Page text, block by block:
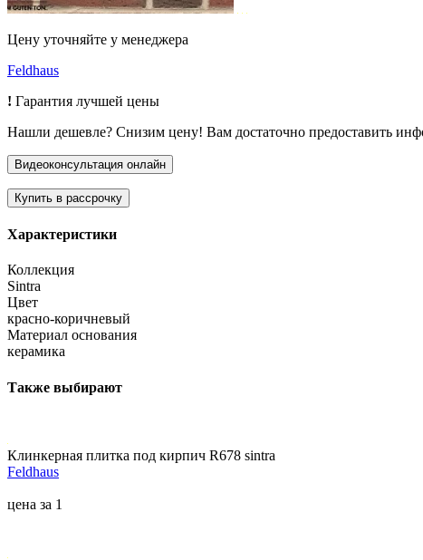
Цену уточняйте у менеджера
Feldhaus
! Гарантия лучшей цены
Нашли дешевле? Снизим цену! Вам достаточно предоставить
Характеристики
Коллекция
Sintra
Цвет
красно-коричневый
Материал основания
керамика
Также выбирают
Клинкерная плитка под кирпич R678 sintra
Feldhaus
цена за 1